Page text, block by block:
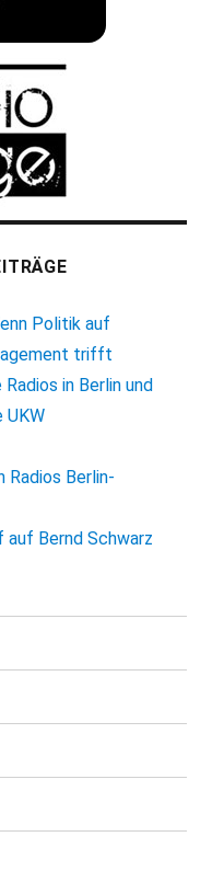
Politik auf
trifft
in Berlin und
UKW
Radios Berlin-
auf Bernd Schwarz